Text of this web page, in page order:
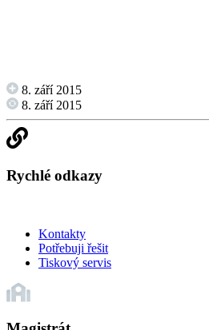
8. září 2015
8. září 2015
Rychlé odkazy
Kontakty
Potřebuji řešit
Tiskový servis